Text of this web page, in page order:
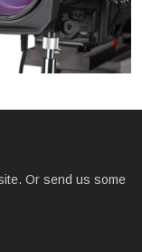
Or send us some